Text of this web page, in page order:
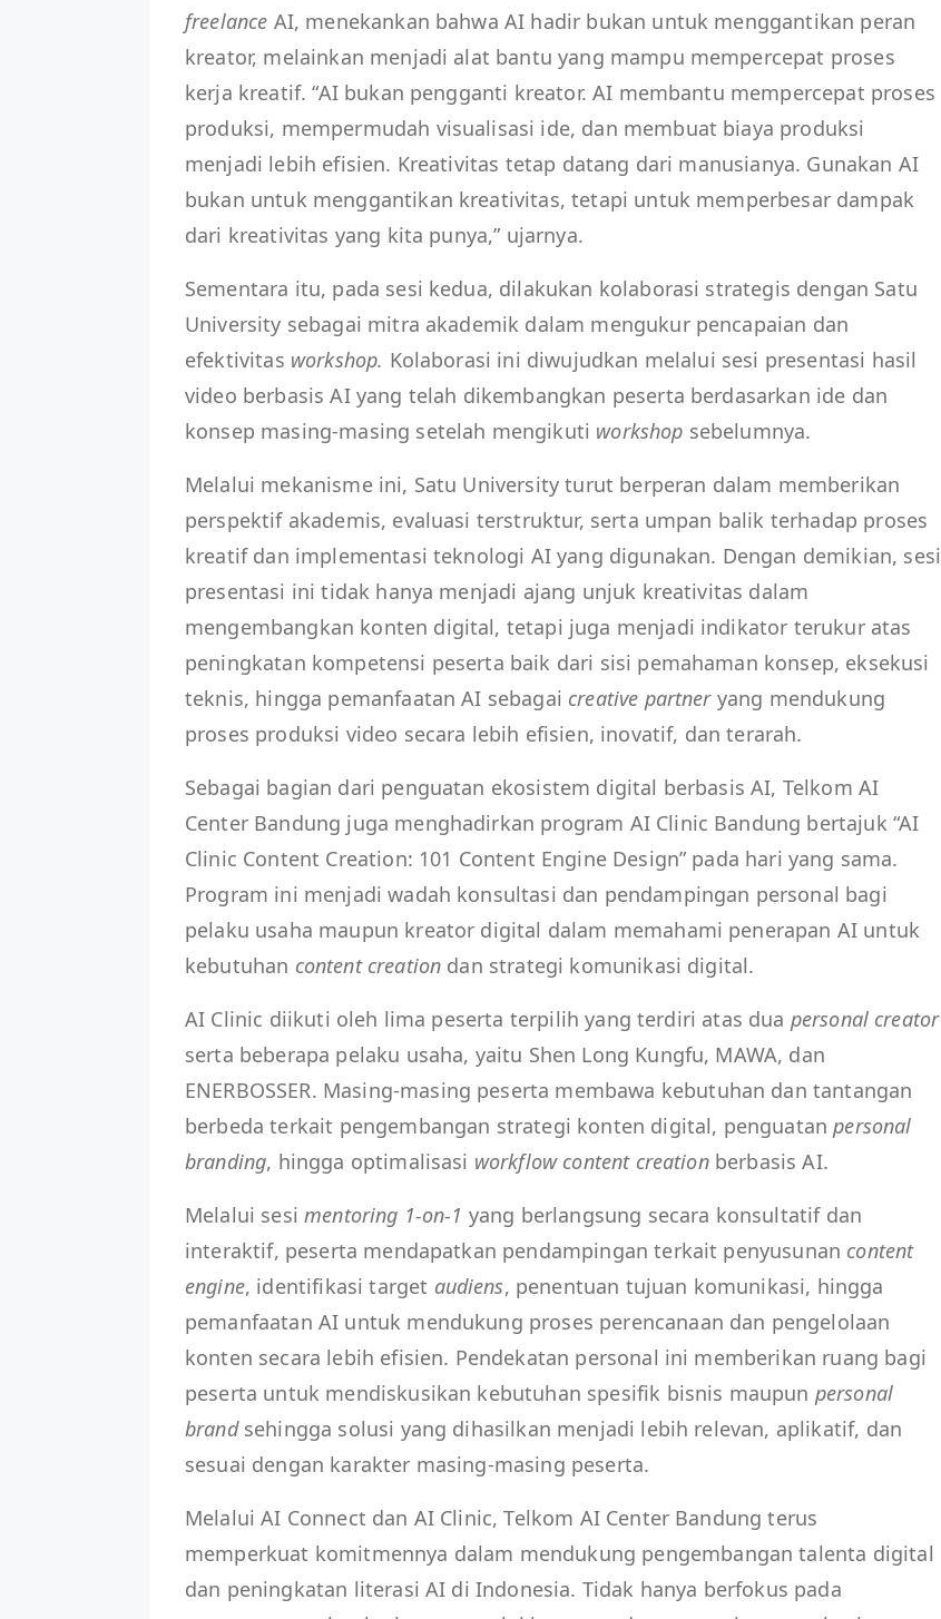
freelance AI, menekankan bahwa AI hadir bukan untuk menggantikan peran
kreator, melainkan menjadi alat bantu yang mampu mempercepat proses
kerja kreatif. “AI bukan pengganti kreator. AI membantu mempercepat proses
produksi, mempermudah visualisasi ide, dan membuat biaya produksi
menjadi lebih efisien. Kreativitas tetap datang dari manusianya. Gunakan AI
bukan untuk menggantikan kreativitas, tetapi untuk memperbesar dampak
dari kreativitas yang kita punya,” ujarnya.
Sementara itu, pada sesi kedua, dilakukan kolaborasi strategis dengan Satu
University sebagai mitra akademik dalam mengukur pencapaian dan
efektivitas workshop. Kolaborasi ini diwujudkan melalui sesi presentasi hasil
video berbasis AI yang telah dikembangkan peserta berdasarkan ide dan
konsep masing-masing setelah mengikuti workshop sebelumnya.
Melalui mekanisme ini, Satu University turut berperan dalam memberikan
perspektif akademis, evaluasi terstruktur, serta umpan balik terhadap proses
kreatif dan implementasi teknologi AI yang digunakan. Dengan demikian, sesi
presentasi ini tidak hanya menjadi ajang unjuk kreativitas dalam
mengembangkan konten digital, tetapi juga menjadi indikator terukur atas
peningkatan kompetensi peserta baik dari sisi pemahaman konsep, eksekusi
teknis, hingga pemanfaatan AI sebagai creative partneryang mendukung
proses produksi video secara lebih efisien, inovatif, dan terarah.
Sebagai bagian dari penguatan ekosistem digital berbasis AI, Telkom AI
Center Bandung juga menghadirkan program AI Clinic Bandung bertajuk “AI
Clinic Content Creation: 101 Content Engine Design” pada hari yang sama.
Program ini menjadi wadah konsultasi dan pendampingan personal bagi
pelaku usaha maupun kreator digital dalam memahami penerapan AI untuk
kebutuhan content creation dan strategi komunikasi digital.
AI Clinic diikuti oleh lima peserta terpilih yang terdiri atas dua personal creator
serta beberapa pelaku usaha, yaitu Shen Long Kungfu, MAWA, dan
ENERBOSSER. Masing-masing peserta membawa kebutuhan dan tantangan
berbeda terkait pengembangan strategi konten digital, penguatanpersonal
branding, hingga optimalisasi workflow content creationberbasis AI.
Melalui sesimentoring 1-on-1 yang berlangsung secara konsultatif dan
interaktif, peserta mendapatkan pendampingan terkait penyusunan content
engine, identifikasi target audiens, penentuan tujuan komunikasi, hingga
pemanfaatan AI untuk mendukung proses perencanaan dan pengelolaan
konten secara lebih efisien. Pendekatan personal ini memberikan ruang bagi
peserta untuk mendiskusikan kebutuhan spesifik bisnis maupun personal
brandsehingga solusi yang dihasilkan menjadi lebih relevan, aplikatif, dan
sesuai dengan karakter masing-masing peserta.
Melalui AI Connect dan AI Clinic, Telkom AI Center Bandung terus
memperkuat komitmennya dalam mendukung pengembangan talenta digital
dan peningkatan literasi AI di Indonesia. Tidak hanya berfokus pada